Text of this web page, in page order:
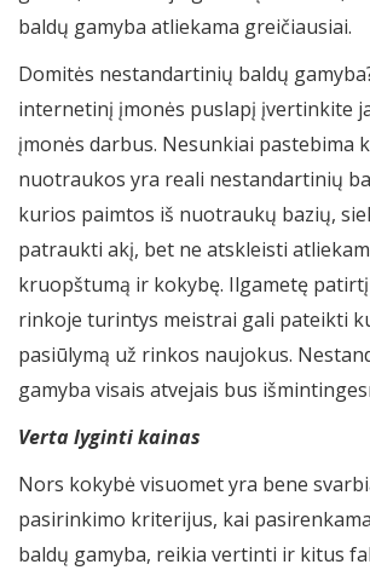
baldų gamyba atliekama greičiausiai.
Domitės nestandartinių baldų
internetinį įmonės puslapį įvertinkite
įmonės darbus. Nesunkiai pastebima
nuotraukos yra reali nestandartinių
kurios paimtos iš nuotraukų bazių,
patraukti akį, bet ne atskleisti
kruopštumą ir kokybę. Ilgametę
rinkoje turintys meistrai gali pateikti
pasiūlymą už rinkos naujokus.
gamyba visais atvejais bus
Verta lyginti kainas
Nors kokybė visuomet yra bene
pasirinkimo kriterijus, kai
baldų gamyba, reikia vertinti ir kitus